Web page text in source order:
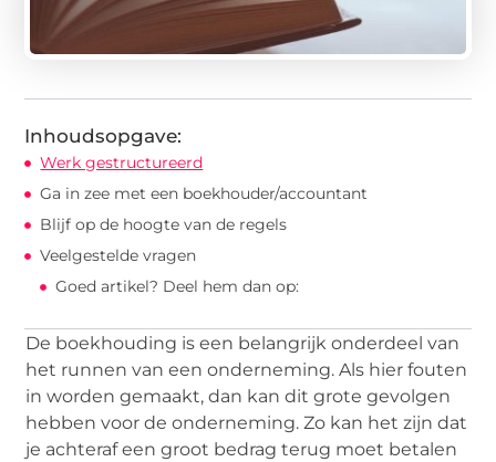
Inhoudsopgave:
Werk gestructureerd
Ga in zee met een boekhouder/accountant
Blijf op de hoogte van de regels
Veelgestelde vragen
Goed artikel? Deel hem dan op:
De boekhouding is een belangrijk onderdeel van
het runnen van een onderneming. Als hier fouten
in worden gemaakt, dan kan dit grote gevolgen
hebben voor de onderneming. Zo kan het zijn dat
je achteraf een groot bedrag terug moet betalen